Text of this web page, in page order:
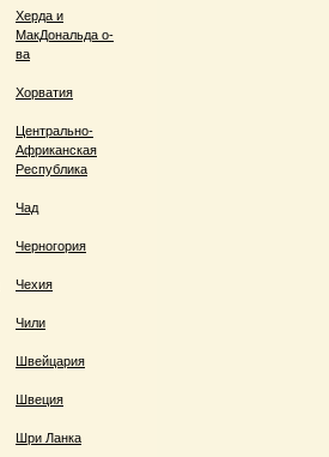
Херда и
МакДональда о-
ва
Хорватия
Центрально-
Африканская
Республика
Чад
Черногория
Чехия
Чили
Швейцария
Швеция
Шри Ланка